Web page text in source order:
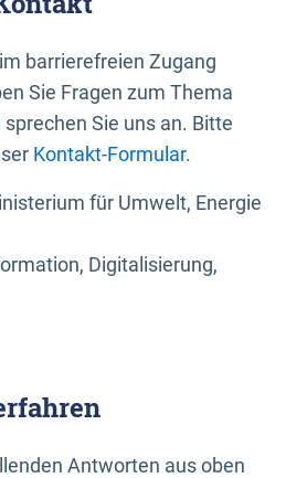
barrierefreien Zugang
Sie Fragen zum Thema
Sie uns an. Bitte
Kontakt-Formular.
für Umwelt, Energie
Digitalisierung,
Antworten aus oben